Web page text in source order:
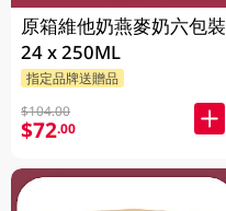
原箱維他奶燕麥奶六包裝
24 x 250ML
指定品牌送贈品
$104.00
$72.00